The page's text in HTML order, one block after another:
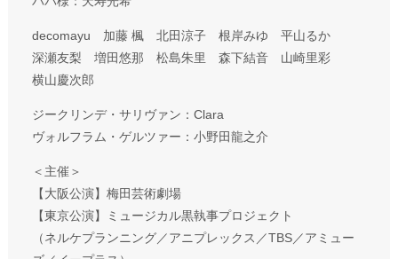
decomayu 加藤 楓 北田涼子 根岸みゆ 平山るか
深瀬友梨 増田悠那 松島朱里 森下結音 山崎里彩
横山慶次郎
ジークリンデ・サリヴァン：Clara
ヴォルフラム・ゲルツァー：小野田龍之介
＜主催＞
【大阪公演】梅田芸術劇場
【東京公演】ミュージカル黒執事プロジェクト
（ネルケプランニング／アニプレックス／TBS／アミュー